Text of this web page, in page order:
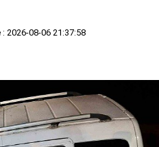
2026-08-06 21:37:58